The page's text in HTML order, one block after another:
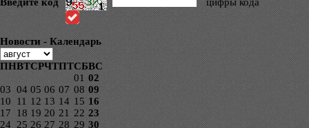
Новости - Календарь
ПНВТСРЧТПТСБВС
01 02
03 04 05 06 07 08 09
10
11 12 13 14 15 16
17
18 19 20 21 22 23
24 25 26 27 28 29 30